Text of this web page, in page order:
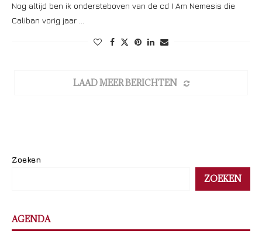
Nog altijd ben ik ondersteboven van de cd I Am Nemesis die
Caliban vorig jaar …
LAAD MEER BERICHTEN
Zoeken
ZOEKEN
AGENDA